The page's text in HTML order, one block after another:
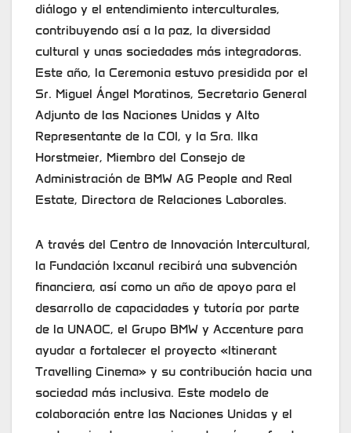
diálogo y el entendimiento interculturales,
contribuyendo así a la paz, la diversidad
cultural y unas sociedades más integradoras.
Este año, la Ceremonia estuvo presidida por el
Sr. Miguel Ángel Moratinos, Secretario General
Adjunto de las Naciones Unidas y Alto
Representante de la COI, y la Sra. Ilka
Horstmeier, Miembro del Consejo de
Administración de BMW AG People and Real
Estate, Directora de Relaciones Laborales.
A través del Centro de Innovación Intercultural,
la Fundación Ixcanul recibirá una subvención
financiera, así como un año de apoyo para el
desarrollo de capacidades y tutoría por parte
de la UNAOC, el Grupo BMW y Accenture para
ayudar a fortalecer el proyecto «Itinerant
Travelling Cinema» y su contribución hacia una
sociedad más inclusiva. Este modelo de
colaboración entre las Naciones Unidas y el